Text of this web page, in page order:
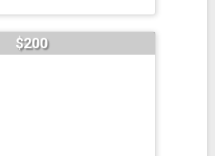
$200